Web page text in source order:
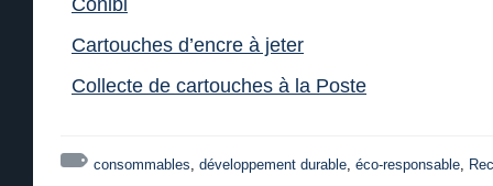
Conibi
Cartouches d’encre à jeter
Collecte de cartouches à la Poste
consommables, développement durable, éco-responsable,